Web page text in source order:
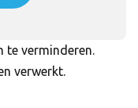
te verminderen.
verwerkt.